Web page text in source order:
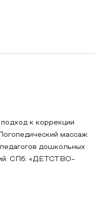
к коррекции
массаж:
дошкольных
СПб: «ДЕТСТВО-